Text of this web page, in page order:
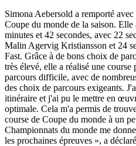
Simona Aebersold a remporté
Coupe du monde de la saison.
minutes et 42 secondes, avec 22
Malin Agervig Kristiansson et 24
Fast. Grâce à de bons choix de
très élevé, elle a réalisé une
parcours difficile, avec de
des choix de parcours exigeants.
itinéraire et j'ai pu le mettre en
optimale. Cela m'a permis de
course de Coupe du monde à un
Championnats du monde me
les prochaines épreuves », a